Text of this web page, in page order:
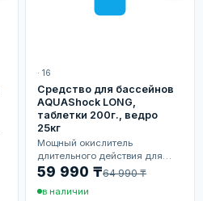
· 16
Средство для бассейнов
AQUAShock LONG,
таблетки 200г., ведро
25кг
Мощный окислитель
длительного действия для
эффективной дезинфекции и
воды. Одна таблетка
59 990 ₸64 990 ₸
в наличии